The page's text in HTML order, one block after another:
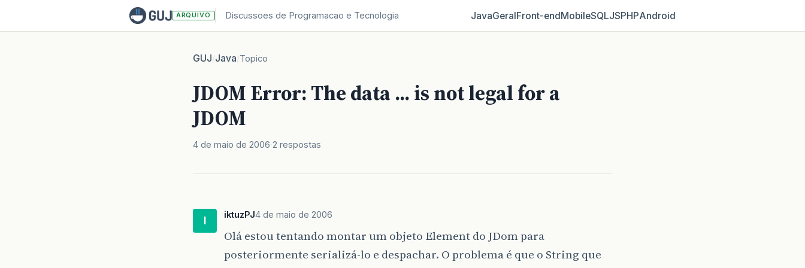
ARQUIVO Discussoes de Programacao e Tecnologia JavaGeralFront‑endMobileSQLJSPHPAndroid
GUJ/Java/Topico
JDOM Error: The data ... is not legal for a
JDOM
4 de maio de 2006 2 respostas
I iktuzPJ4 de maio de 2006
Olá estou tentando montar um objeto Element do JDom para
posteriormente serializá-lo e despachar. O problema é que o String que